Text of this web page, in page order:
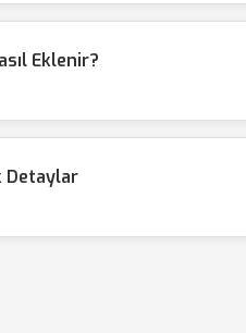
Eklenir?
Detaylar